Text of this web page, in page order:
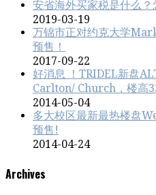
安省海外买家税是什么？
2019-03-19
万锦市正对约克大学
预售！
2017-09-22
好消息 ！TRIDEL新盘
Carlton/ Church，楼高
2014-05-04
多大校区最新最热楼盘
预售!
2014-04-24
Archives